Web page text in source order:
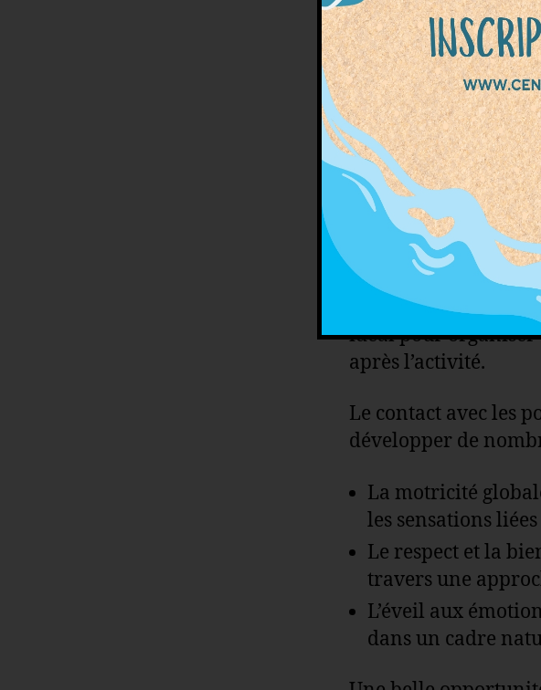
accompagnez ?
Notre Poney Club
de découverte, de
Nous proposons
adaptées aux tout-
bienveillant.
homologuée
pour
l’activité.
Un espace
idéal pour organiser
après l’activité.
Le contact avec les
développer de
La motricité
les sensations
Le respect et la
travers une
L’éveil aux
dans un cadre